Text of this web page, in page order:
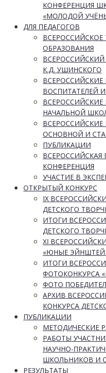
КОНФЕРЕНЦИЯ
«МОЛОДОЙ
ДЛЯ ПЕДАГОГОВ
ОБРАЗОВАНИЯ
К.Д. УШИНСКОГО
ВСЕРОССИЙСКИЕ
ВОСПИТАТЕЛЕЙ
ВСЕРОССИЙСКИЕ
НАЧАЛЬНОЙ
ВСЕРОССИЙСКИЕ
ОСНОВНОЙ И
ПУБЛИКАЦИИ
ВСЕРОССИЙСКАЯ
КОНФЕРЕНЦИЯ
УЧАСТИЕ В
ОТКРЫТЫЙ КОНКУРС
IX
ДЕТСКОГО
ИТОГИ
ДЕТСКОГО
XI
«ЮНЫЕ
ИТОГИ
ФОТОКОНКУРСА
ФОТО
АРХИВ
КОНКУРСА
ПУБЛИКАЦИИ
МЕТОДИЧЕСКИЕ
РАБОТЫ
НАУЧНО-
ШКОЛЬНИКОВ И
РЕЗУЛЬТАТЫ